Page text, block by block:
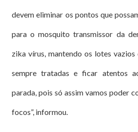
devem eliminar os pontos que
para o mosquito transmissor da
zika vírus, mantendo os lotes vazios
sempre tratadas e ficar atentos
parada, pois só assim vamos poder
focos”, informou.